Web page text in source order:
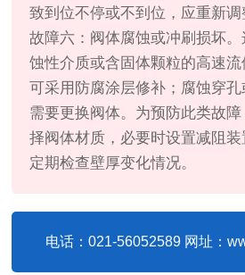
致到位不停或不到位，应重新调
故障六：阀体腐蚀或冲刷损坏
蚀性介质或含固体颗粒的高速
可采用防腐涂层修补；腐蚀穿
需要更换阀体。为预防此类故
择阀体材质，必要时设置减阻装
定期检查壁厚变化情况。
电话：021-56052589 网址：